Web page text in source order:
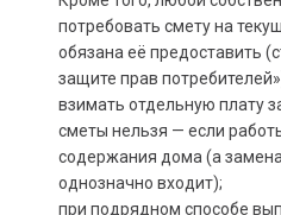
потребовать смету на
обязана её предоставить
защите прав
взимать отдельную плату
сметы нельзя — если
содержания дома (а
однозначно входит);
при подрядном способе